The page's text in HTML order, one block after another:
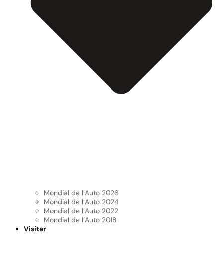
Mondial de l’Auto 2026
Mondial de l’Auto 2024
Mondial de l’Auto 2022
Mondial de l’Auto 2018
Visiter